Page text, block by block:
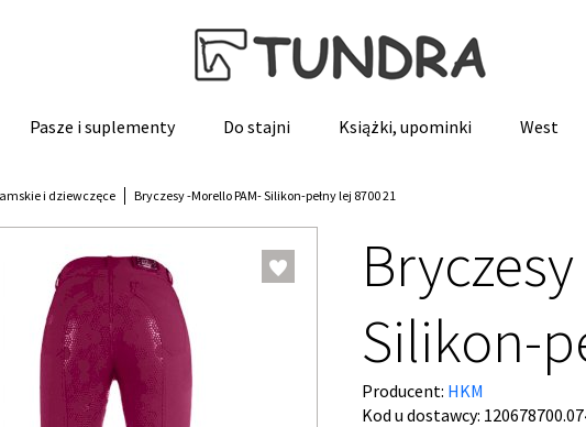
Pasze i suplementy Do stajni Książki, upominki West
i dziewczęce Bryczesy -Morello PAM- Silikon-pełny lej 8700 21
Silikon-
Producent: HKM
Kod u dostawcy: